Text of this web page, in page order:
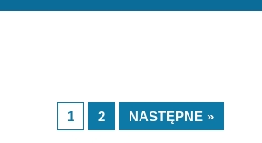
1 2 NASTĘPNE »